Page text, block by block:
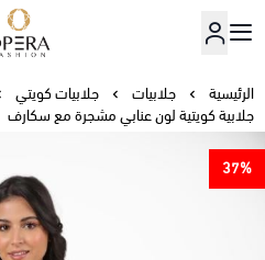
أوبرا
الرئيسية جلابيات
جلابيات كويتي
جلابية كويتية لون عنابي مشجرة مع سكارف
37%